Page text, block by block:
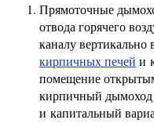
Прямоточные
отвода горячего
каналу
кирпичных печей и
помещение
кирпичный
и капитальный